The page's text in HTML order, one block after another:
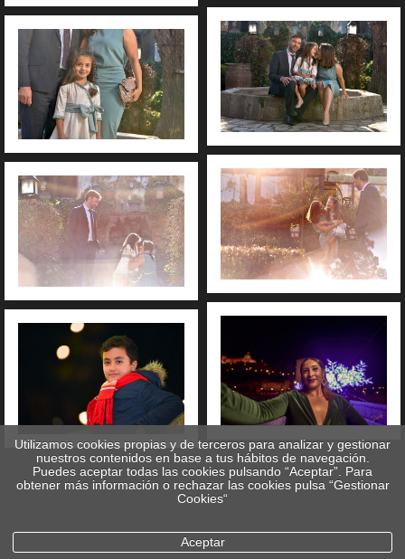
Utilizamos cookies propias y de terceros para analizar y gestionar
nuestros contenidos en base a tus hábitos de navegación.
Puedes aceptar todas las cookies pulsando “Aceptar”. Para
obtener más información o rechazar las cookies pulsa “Gestionar
Cookies“
Aceptar